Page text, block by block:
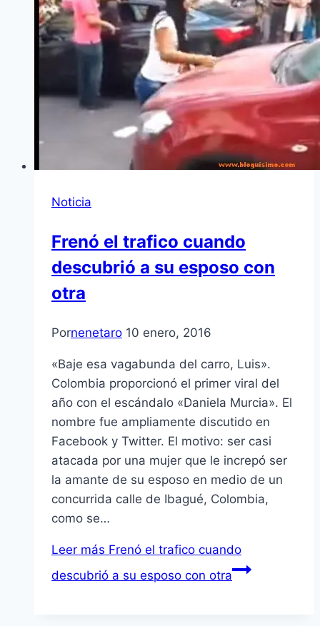
Noticia
Frenó el trafico cuando
descubrió a su esposo con
otra
Pornenetaro 10 enero, 2016
«Baje esa vagabunda del carro, Luis».
Colombia proporcionó el primer viral del
año con el escándalo «Daniela Murcia». El
nombre fue ampliamente discutido en
Facebook y Twitter. El motivo: ser casi
atacada por una mujer que le increpó ser
la amante de su esposo en medio de un
concurrida calle de Ibagué, Colombia,
como se…
Leer más Frenó el trafico cuando
descubrió a su esposo con otra